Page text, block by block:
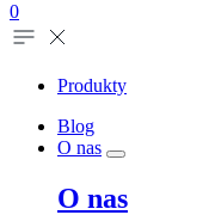
0
Produkty
Blog
O nas
O nas